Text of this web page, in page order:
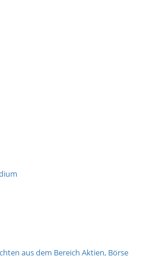
aus dem Bereich Aktien, Börse